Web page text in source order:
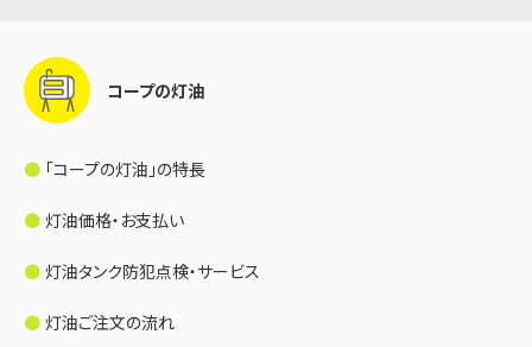
コープの灯油
「コープの灯油」の特長
灯油価格・お支払い
灯油タンク防犯点検・サービス
灯油ご注文の流れ